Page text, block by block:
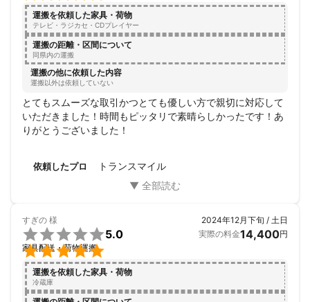
運搬を依頼した家具・荷物
テレビ・ラジカセ・CDプレイヤー
運搬の距離・区間について
同県内の運搬
運搬の他に依頼した内容
運搬以外は依頼していない
とてもスムーズな取引かつとても優しい方で親切に対応して
いただきました！時間もピッタリで素晴らしかったです！あ
りがとうございました！
依頼したプロ トランスマイル
すぎの 様


5.0
家具配送・荷物運搬
2024年12月下旬 / 土日
実際の料金14,400円
運搬を依頼した家具・荷物
冷蔵庫